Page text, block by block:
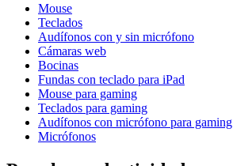
Mouse
Teclados
Audífonos con y sin micrófono
Cámaras web
Bocinas
Fundas con teclado para iPad
Mouse para gaming
Teclados para gaming
Audífonos con micrófono para gaming
Micrófonos